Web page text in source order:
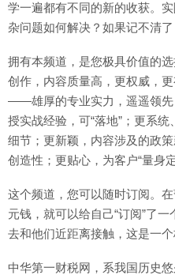
学一遍都有不同的新的收获。
杂问题如何解决？如果记不清
拥有本频道，是您极具价值的
创作，内容质量高，更权威，
——雄厚的专业实力，遥遥领
授实战经验，可“落地”；更系
细节；更新颖，内容涉及的政
创造性；更贴心，为客户“量身
这个频道，您可以随时订阅。
元钱，就可以给自己“订阅”了
去和他们近距离接触，这是一个
中华第一财税网，系我国历史